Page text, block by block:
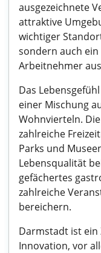
ausgezeichnete
attraktive
wichtiger
sondern auch
Arbeitnehmer
Das
einer Mischung
Wohnvierteln.
zahlreiche
Parks und
Lebensqualität
gefächertes
zahlreiche
bereichern.
Darmstadt ist
Innovation, vor